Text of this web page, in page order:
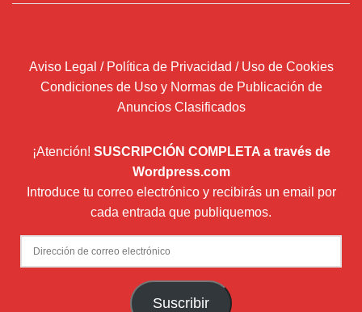
Aviso Legal / Política de Privacidad / Uso de Cookies
Condiciones de Uso y Normas de Publicación de
Anuncios Clasificados
¡Atención! SUSCRIPCIÓN COMPLETA a través de
Wordpress.com
Introduce tu correo electrónico y recibirás un email por
cada entrada que publiquemos.
Dirección
de
Suscribir